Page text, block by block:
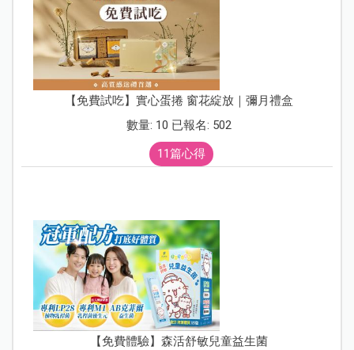
【免費試吃】實心蛋捲 窗花綻放｜彌月禮盒
數量: 10 已報名: 502
11篇心得
【免費體驗】森活舒敏兒童益生菌